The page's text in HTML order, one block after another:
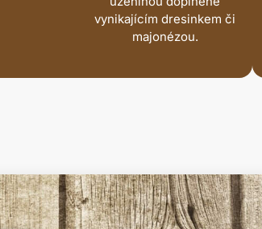
vynikajícím dresinkem či
majonézou.